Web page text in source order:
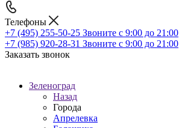
Телефоны
+7 (495) 255-50-25 Звоните с 9:00 до 21:00
+7 (985) 920-28-31 Звоните с 9:00 до 21:00
Заказать звонок
Зеленоград
Назад
Города
Апрелевка